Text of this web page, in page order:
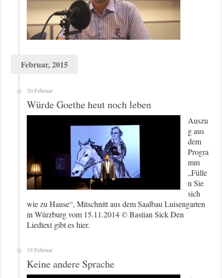
Februar, 2015
20 Februar
Würde Goethe heut noch leben
Auszu
g aus
dem
Progra
mm
„Fülle
n Sie
sich
wie zu Hause“, Mitschnitt aus dem Saalbau Luisengarten
in Würzburg vom 15.11.2014 © Bastian Sick Den
Liedtext gibt es hier.
19 Februar
Keine andere Sprache